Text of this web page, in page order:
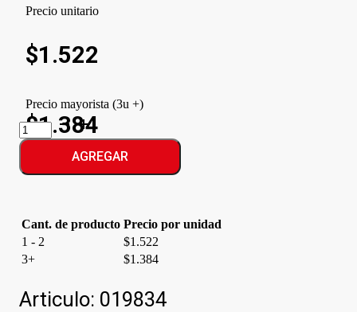
Precio unitario
$1.522
Precio mayorista (3u +)
$1.384
MANANITA
YERBA
cantidad
AGREGAR
Cant. de producto Precio por unidad
1 - 2
$1.522
3+
$1.384
Articulo: 019834